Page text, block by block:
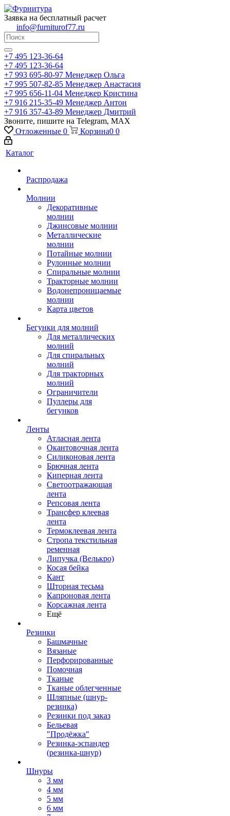
Заявка на бесплатный расчет
info@furniturof77.ru
+7 495 123-36-64
+7 495 123-36-64
+7 993 695-80-97 Менеджер Ольга
+7 995 507-82-85 Менеджер Анастасия
+7 995 656-11-04 Менеджер Кристина
+7 916 215-35-49 Менеджер Антон
+7 916 357-43-89 Менеджер Дмитрий
Звоните, пишите на Telegram, MAX
Отложенные 0 Корзина0 0
Каталог
Распродажа
Молнии
Декоративные
молнии
Джинсовые молнии
Металлические
молнии
Потайные молнии
Рулонные молнии
Спиральные молнии
Тракторные молнии
Водонепроницаемые
молнии
Карта цветов
Бегунки для молний
Для металлических
молний
Для спиральных
молний
Для тракторных
молний
Ограничители
Пуллеры для
бегунков
Ленты
Атласная лента
Окантовочная лента
Силиконовая лента
Брючная лента
Киперная лента
Светоотражающая
лента
Репсовая лента
Трансфер клеевая
лента
Термоклеевая лента
Стропа текстильная
ременная
Липучка (Велькро)
Косая бейка
Кант
Шторная тесьма
Капроновая лента
Корсажная лента
Ещё
Резинки
Башмачные
Вязаные
Перфорированные
Помочная
Тканые
Тканые облегченные
Шляпные (шнур-
резинка)
Резинки под заказ
Бельевая
"Продёжка"
Резинка-эспандер
(резинка-шнур)
Шнуры
3 мм
4 мм
5 мм
6 мм